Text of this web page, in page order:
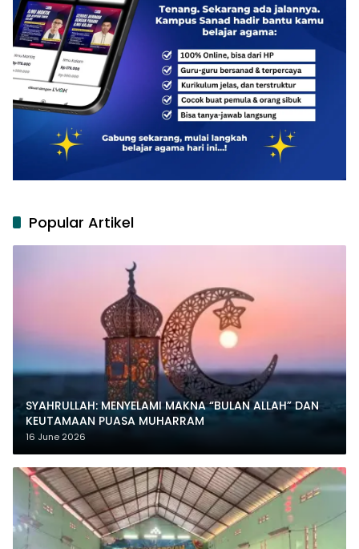
Popular Artikel
SYAHRULLAH: MENYELAMI MAKNA “BULAN ALLAH” DAN
KEUTAMAAN PUASA MUHARRAM
16 June 2026